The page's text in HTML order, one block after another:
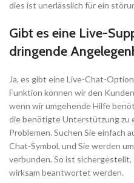
dies ist unerlässlich für ein
Gibt es eine Live-
dringende
Ja, es gibt eine Live-Chat-
Funktion können wir den
wenn wir umgehende Hilfe
die benötigte Unterstützung zu
Problemen. Suchen Sie einfach
Chat-Symbol, und Sie werden
verbunden. So ist sichergestellt,
wirksam beantwortet werden.